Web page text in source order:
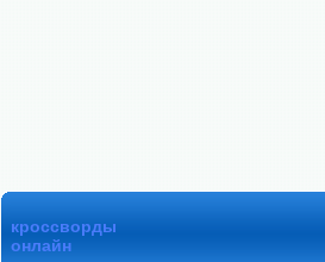
кроссворды
онлайн